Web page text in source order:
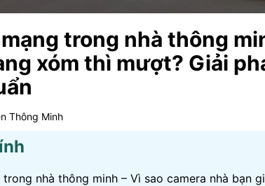
trong nhà thông
xóm thì mượt? Giải
Thông Minh
trong nhà thông minh – Vì sao camera nhà bạn